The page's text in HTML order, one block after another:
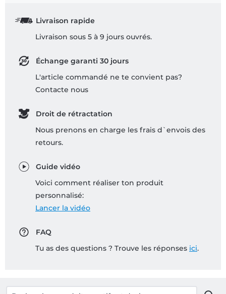
Livraison rapide
Livraison sous 5 à 9 jours ouvrés.
Échange garanti 30 jours
L'article commandé ne te convient pas?
Contacte nous
Droit de rétractation
Nous prenons en charge les frais d`envois des
retours.
Guide vidéo
Voici comment réaliser ton produit
personnalisé:
Lancer la vidéo
FAQ
Tu as des questions ? Trouve les réponses ici.